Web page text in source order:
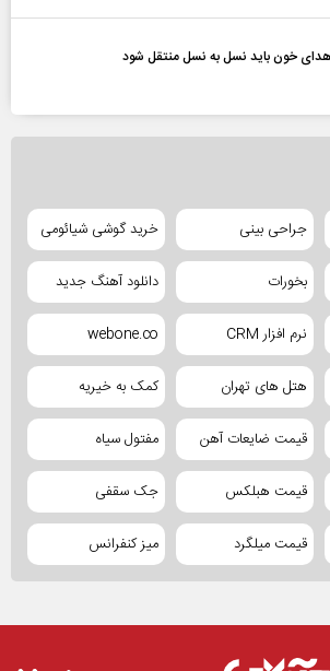
خون باید نسل به نسل منتقل شود
جراحی بینی خرید گوشی شیائومی
بخورات دانلود آهنگ جدید
نرم افزار CRM webone.co
هتل های تهران کمک به خیریه
قیمت ضایعات آهن مفتول سیاه
قیمت هبلکس جک سقفی
قیمت میلگرد میز کنفرانس